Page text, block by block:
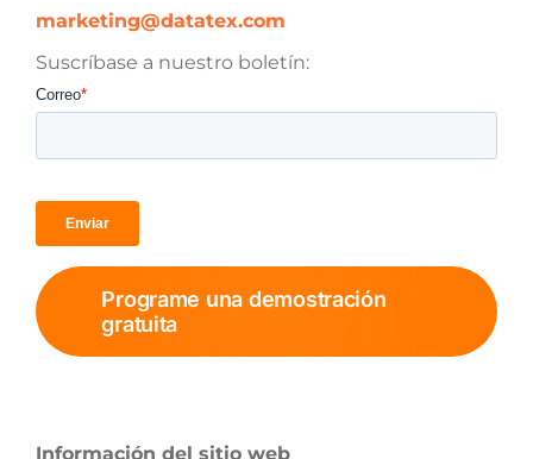
marketing@datatex.com
Suscríbase a nuestro boletín:
Programe una demostración
gratuita
Información del sitio web